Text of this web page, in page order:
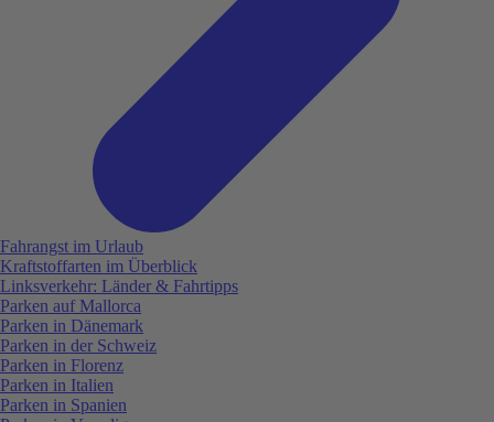
Fahrangst im Urlaub
Kraftstoffarten im Überblick
Linksverkehr: Länder & Fahrtipps
Parken auf Mallorca
Parken in Dänemark
Parken in der Schweiz
Parken in Florenz
Parken in Italien
Parken in Spanien